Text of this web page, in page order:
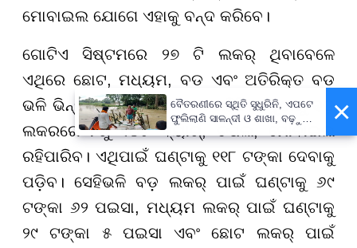
ମୋବାଇଲ ଯୋଗେ ଏହାକୁ ବନ୍ଦ କରିବେ।
ଗୋଟିଏ ସିଷ୍ଟମରେ ୨୭ ଟି ଲକର୍ ଥିବାବେଳେ
ଏଥିରେ ଛୋଟ, ମଧ୍ୟମ, ବଡ ଏବଂ ଅତିରିକ୍ତ ବଡ
ଭଳି ଭିନ୍ନଭିନ୍ନ ମାପର ଲକର୍ ରହିଛି। ସବୁଠାରୁ ବଡ଼
ଲକରରେ ୮ରୁ ୧୦ଟି ବ୍ୟାଗ୍, ଚପଲ, ମୋବାଇଲ
ରହିପାରିବ। ଏଥିପାଇଁ ଘଣ୍ଟାକୁ ୧୧୮ ଟଙ୍କା ଦେବାକୁ
ପଡ଼ିବ। ସେହିଭଳି ବଡ଼ ଲକର୍ ପାଇଁ ଘଣ୍ଟାକୁ ୬୯
ଟଙ୍କା ୬୨ ପଇସା, ମଧ୍ୟମ ଲକର୍ ପାଇଁ ଘଣ୍ଟାକୁ
୨୯ ଟଙ୍କା ୫ ପଇସା ଏବଂ ଛୋଟ ଲକର୍ ପାଇଁ
×
ବୈତରଣୀରେ ସ୍ଥିତି ସୁଧୁରିନି, ଏପଟେ
ଫୁଲିଲାଣି ସାଳନ୍ଦୀ ଓ ଶାଖା, ବଢ଼ୁଛି
ବନ୍ୟା ଭୟ